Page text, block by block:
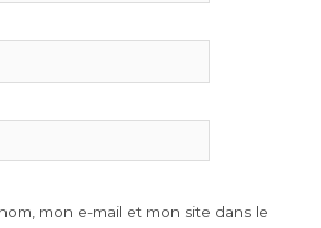
mon e-mail et mon site dans le